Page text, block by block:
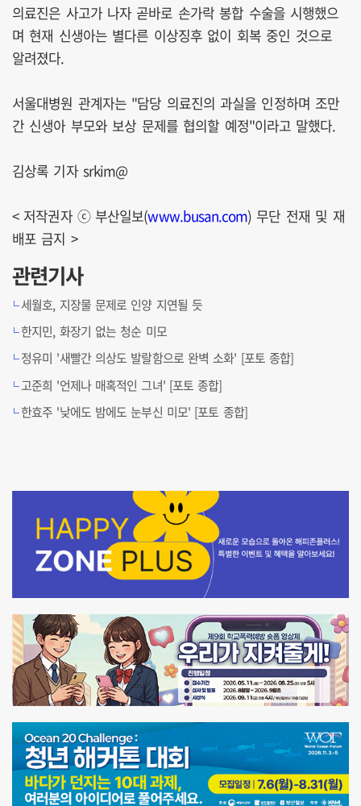
의료진은 사고가 나자 곧바로 손가락 봉합 수술을 시행했으
며 현재 신생아는 별다른 이상징후 없이 회복 중인 것으로
알려졌다.
서울대병원 관계자는 "담당 의료진의 과실을 인정하며 조만
간 신생아 부모와 보상 문제를 협의할 예정"이라고 말했다.
김상록 기자 srkim@
< 저작권자 ⓒ 부산일보(www.busan.com) 무단 전재 및 재
배포 금지 >
관련기사
세월호, 지장물 문제로 인양 지연될 듯
한지민, 화장기 없는 청순 미모
정유미 '새빨간 의상도 발랄함으로 완벽 소화' [포토 종합]
고준희 '언제나 매혹적인 그녀' [포토 종합]
한효주 '낮에도 밤에도 눈부신 미모' [포토 종합]